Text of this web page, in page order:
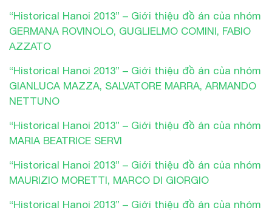
“Historical Hanoi 2013” – Giới thiệu đồ án của nhóm
GERMANA ROVINOLO, GUGLIELMO COMINI, FABIO
AZZATO
“Historical Hanoi 2013” – Giới thiệu đồ án của nhóm
GIANLUCA MAZZA, SALVATORE MARRA, ARMANDO
NETTUNO
“Historical Hanoi 2013” – Giới thiệu đồ án của nhóm
MARIA BEATRICE SERVI
“Historical Hanoi 2013” – Giới thiệu đồ án của nhóm
MAURIZIO MORETTI, MARCO DI GIORGIO
“Historical Hanoi 2013” – Giới thiệu đồ án của nhóm